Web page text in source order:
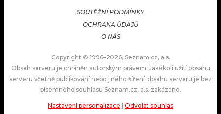
SOUTĚŽNÍ PODMÍNKY
OCHRANA ÚDAJŮ
O NÁS
Copyright © 1996–2026, Seznam.cz, a.s.
Obsah serveru je chráněn autorským právem. Jakékoli užití obsahu
serveru včetně publikování nebo jiného šíření obsahu serveru je bez
písemného souhlasu Seznam.cz, a.s. zakázáno.
Nastavení personalizace Odvolat souhlas